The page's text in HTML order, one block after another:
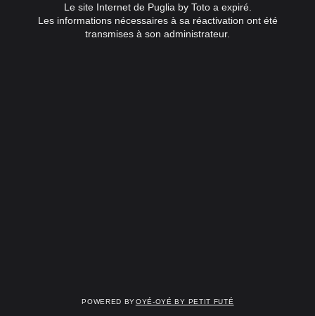
Le site Internet de Puglia by Toto a expiré.
Les informations nécessaires à sa réactivation ont été
transmises à son administrateur.
Powered byOYÉ-OYÉ by Petit Futé